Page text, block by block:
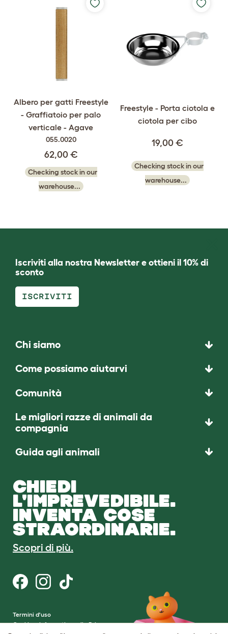
Albero per gatti Freestyle
- Graffiatoio per palo
verticale - Agave
055.0020
62,00 €
Checking stock in our
warehouse...
Freestyle - Porta ciotola e
ciotola per cibo
19,00 €
Checking stock in our
warehouse...
Iscriviti alla nostra Newsletter e ottieni il 10% di
sconto
ISCRIVITI
Chi siamo
Come possiamo aiutarvi
Comunità
Le migliori razze di animali da
compagnia
Guida agli animali
CHIEDI
L'IMPREVEDIBILE.
INVENTA COSE
STRAORDINARIE.
Scopri di più.
Termini d'uso
Cookie e Informativa sulla Privacy